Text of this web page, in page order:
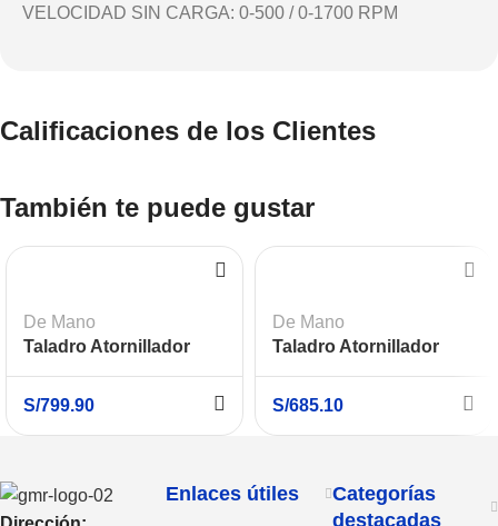
VELOCIDAD SIN CARGA: 0-500 / 0-1700 RPM
Calificaciones de los Clientes
También te puede gustar
De Mano
Taladro Atornillador
DEWALT DCD708D2-B2
S/799.90
De Mano
Taladro Atornillador
MAKITA DDF484Z
S/685.10
Enlaces útiles
Categorías
destacadas